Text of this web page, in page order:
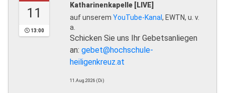
11
13:00
Katharinenkapelle [LIVE]
auf unserem YouTube-Kanal , EWTN, u. v.
a.
Schicken Sie uns Ihr Gebetsanliegen
an: gebet@hochschule-
heiligenkreuz.at
11.Aug.2026 (Di)